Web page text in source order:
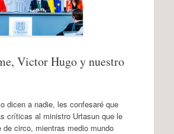
Victor Hugo y nuestro
dicen a nadie, les confesaré que
críticas al ministro Urtasun que le
de circo, mientras medio mundo